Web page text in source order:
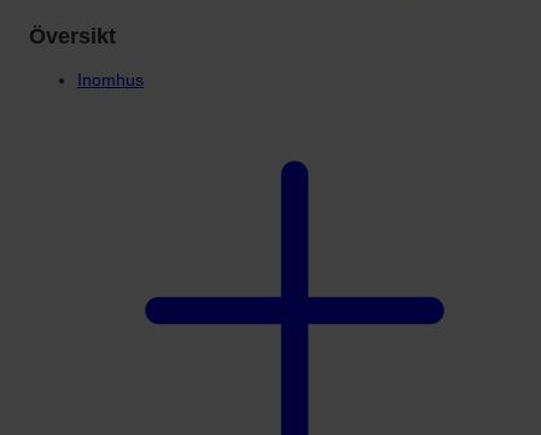
Översikt
Inomhus